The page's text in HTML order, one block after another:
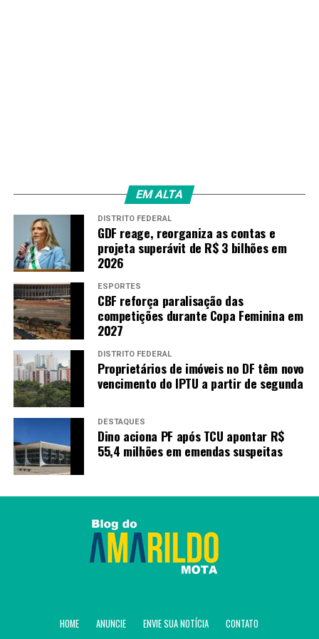
EM ALTA
DISTRITO FEDERAL
GDF reage, reorganiza as contas e
projeta superávit de R$ 3 bilhões em
2026
ESPORTES
CBF reforça paralisação das
competições durante Copa Feminina em
2027
DISTRITO FEDERAL
Proprietários de imóveis no DF têm novo
vencimento do IPTU a partir de segunda
DESTAQUES
Dino aciona PF após TCU apontar R$
55,4 milhões em emendas suspeitas
HOME ANUNCIE ENVIE SUA NOTÍCIA CONTATO